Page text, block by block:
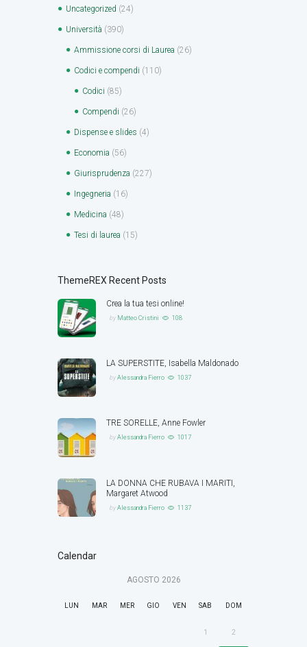
Uncategorized (24)
Università (390)
Ammissione corsi di Laurea (26)
Codici e compendi (110)
Codici (85)
Compendi (26)
Dispense e slides (4)
Economia (56)
Giurisprudenza (227)
Ingegneria (16)
Medicina (48)
Tesi di laurea (15)
ThemeREX Recent Posts
Crea la tua tesi online!
by Matteo Cristini 108
LA SUPERSTITE, Isabella Maldonado
byAlessandra Fierro 1037
TRE SORELLE, Anne Fowler
byAlessandra Fierro 1017
LA DONNA CHE RUBAVA I MARITI,
Margaret Atwood
byAlessandra Fierro 1137
Calendar
AGOSTO 2026
LUN MAR MER GIO VEN SAB DOM
1 2